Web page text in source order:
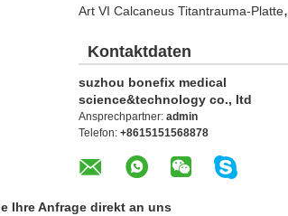
Art VI Calcaneus Titantrauma-Platte,
Kontaktdaten
suzhou bonefix medical
science&technology co., ltd
Ansprechpartner: admin
Telefon: +8615151568878
Ihre Anfrage direkt an uns